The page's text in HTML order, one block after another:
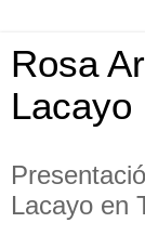
Rosa
Lacayo
Lacayo en